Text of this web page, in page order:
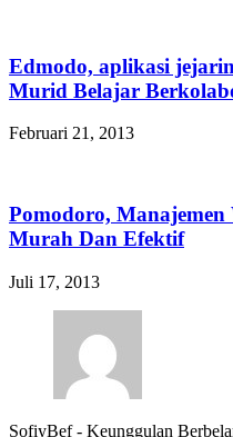
Edmodo, aplikasi
Murid Belajar
Februari 21, 2013
Pomodoro,
Murah Dan Efektif
Juli 17, 2013
SofiyBef- Keunggulan